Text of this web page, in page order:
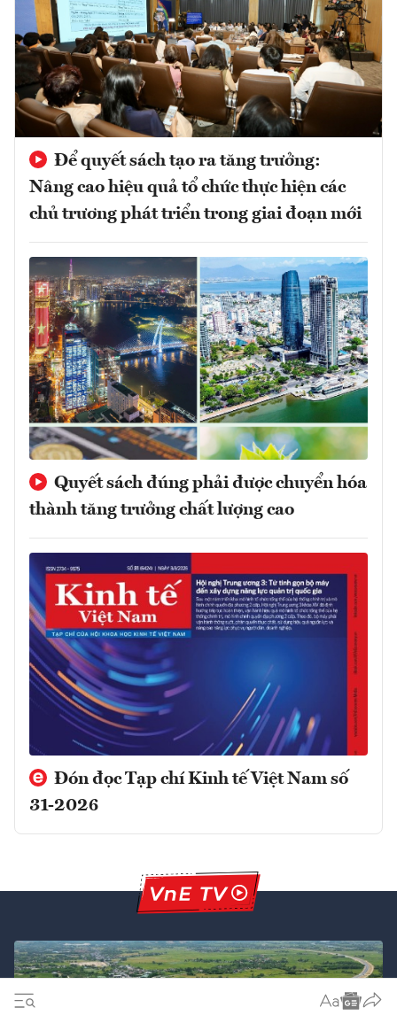
Để quyết sách tạo ra tăng trưởng:
Nâng cao hiệu quả tổ chức thực hiện các
chủ trương phát triển trong giai đoạn mới
Quyết sách đúng phải được chuyển hóa
thành tăng trưởng chất lượng cao
Đón đọc Tạp chí Kinh tế Việt Nam số
31-2026